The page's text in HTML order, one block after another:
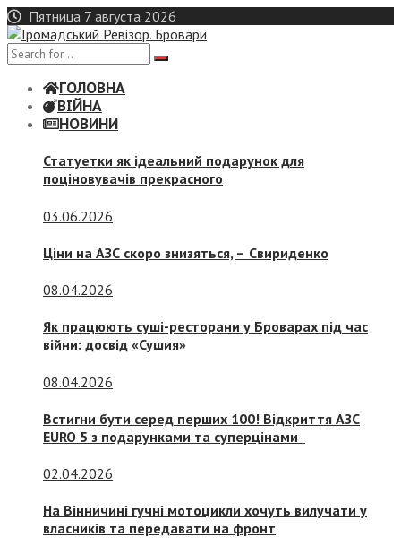
Skip
to
content
Пятница 7 августа 2026
ГОЛОВНА
ВІЙНА
НОВИНИ
Статуетки як ідеальний подарунок для
поціновувачів прекрасного
03.06.2026
Ціни на АЗС скоро знизяться, – Свириденко
08.04.2026
Як працюють суші-ресторани у Броварах під час
війни: досвід «Сушия»
08.04.2026
Встигни бути серед перших 100! Відкриття АЗС
EURO 5 з подарунками та суперцінами
02.04.2026
На Вінничині гучні мотоцикли хочуть вилучати у
власників та передавати на фронт